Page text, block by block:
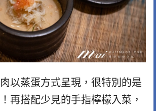
以蒸蛋方式呈現，很特別的是
再搭配少見的手指檸檬入菜，